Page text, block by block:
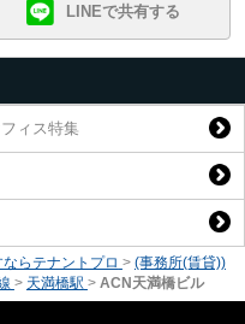
LINEで共有する
ィス特集
らテナントプロ > (事務所(賃貸))
> 天満橋駅 > ACN天満橋ビル